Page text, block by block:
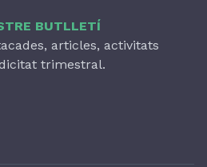
BUTLLETÍ
articles, activitats
trimestral.